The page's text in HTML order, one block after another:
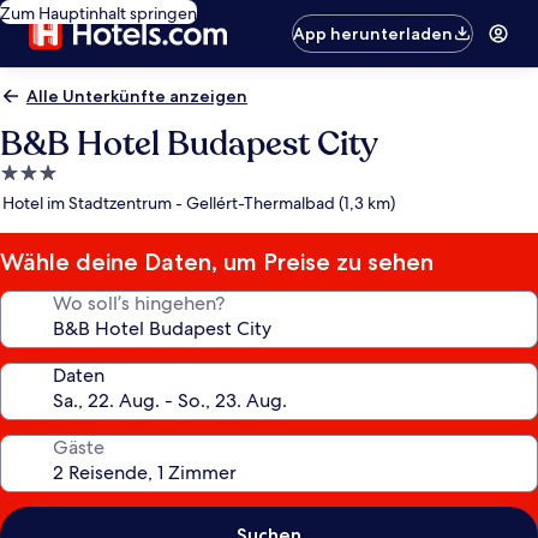
Zum Hauptinhalt springen
App herunterladen
Alle Unterkünfte anzeigen
B&B Hotel Budapest City
3.0-
Sterne-
Hotel im Stadtzentrum - Gellért-Thermalbad (1,3 km)
Wähle deine Daten, um Preise zu sehen
Wo soll’s hingehen?
Daten
Gäste